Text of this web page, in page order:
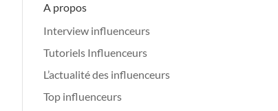
A propos
Interview influenceurs
Tutoriels Influenceurs
L’actualité des influenceurs
Top influenceurs